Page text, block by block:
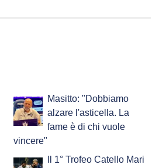
Masitto: "Dobbiamo
alzare l'asticella. La
fame è di chi vuole
vincere"
Il 1° Trofeo Catello Mari